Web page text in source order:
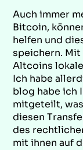
Auch immer
Bitcoin,
helfen und
speichern.
Altcoins
Ich habe
blog habe ich
mitgeteilt,
diesen
des
mit ihnen auf